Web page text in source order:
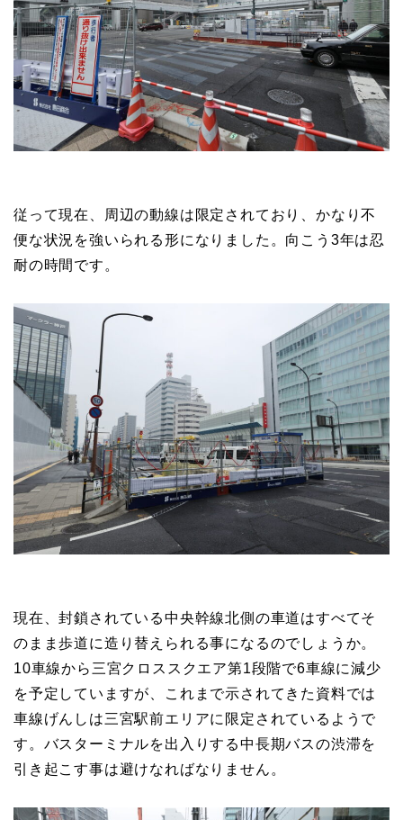
従って現在、周辺の動線は限定されており、かなり不
便な状況を強いられる形になりました。向こう3年は忍
耐の時間です。
現在、封鎖されている中央幹線北側の車道はすべてそ
のまま歩道に造り替えられる事になるのでしょうか。
10車線から三宮クロススクエア第1段階で6車線に減少
を予定していますが、これまで示されてきた資料では
車線げんしは三宮駅前エリアに限定されているようで
す。バスターミナルを出入りする中長期バスの渋滞を
引き起こす事は避けなればなりません。